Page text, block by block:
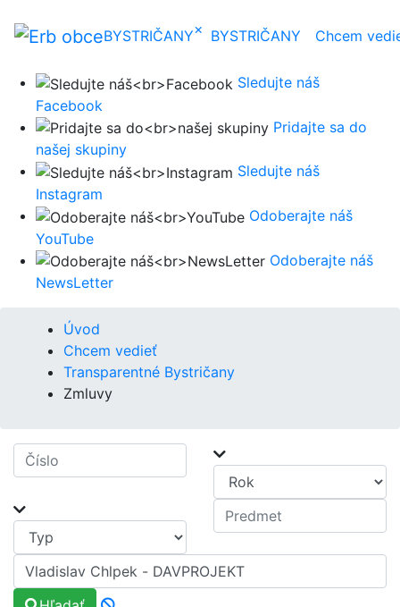
BYSTRIČANY× BYSTRIČANY Chcem
Sledujte náš
Facebook
Pridajte sa do
našej skupiny
Sledujte náš
Instagram
Odoberajte náš
YouTube
Odoberajte náš
NewsLetter
Úvod
Chcem vedieť
Transparentné Bystričany
Zmluvy